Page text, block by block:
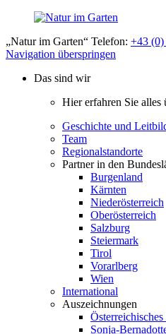
„Natur im Garten“ Telefon: +43 (0)
Navigation überspringen
Das sind wir
Hier erfahren Sie alles
Geschichte und
Team
Regionalstandorte
Partner in den
Burgenland
Kärnten
Niederösterreich
Oberösterreich
Salzburg
Steiermark
Tirol
Vorarlberg
Wien
International
Auszeichnungen
Sonja-